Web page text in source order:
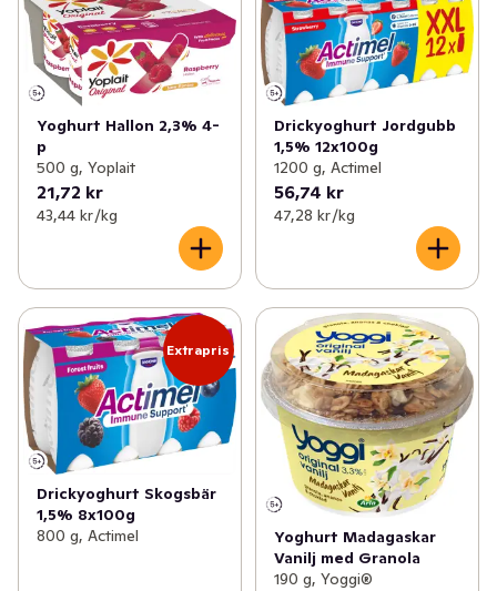
Yoghurt Hallon 2,3% 4-
p
500 g, Yoplait
21,72 kr
43,44 kr /kg
Drickyoghurt Jordgubb
1,5% 12x100g
1200 g, Actimel
56,74 kr
47,28 kr /kg
Extrapris
Drickyoghurt Skogsbär
1,5% 8x100g
800 g, Actimel
Yoghurt Madagaskar
Vanilj med Granola
190 g, Yoggi®